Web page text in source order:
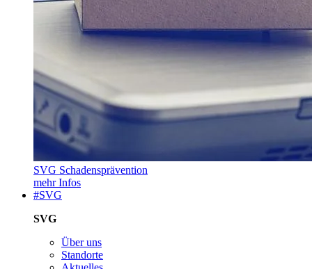
SVG Schadensprävention
mehr Infos
#SVG
SVG
Über uns
Standorte